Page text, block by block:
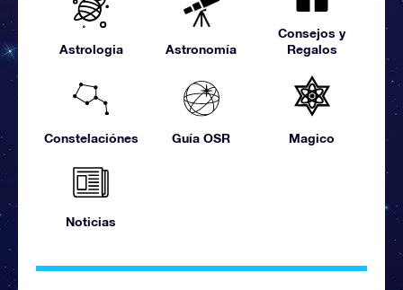
Astrologia Astronomía
Consejos y
Regalos
Constelaciónes Guía OSR Magico
Noticias